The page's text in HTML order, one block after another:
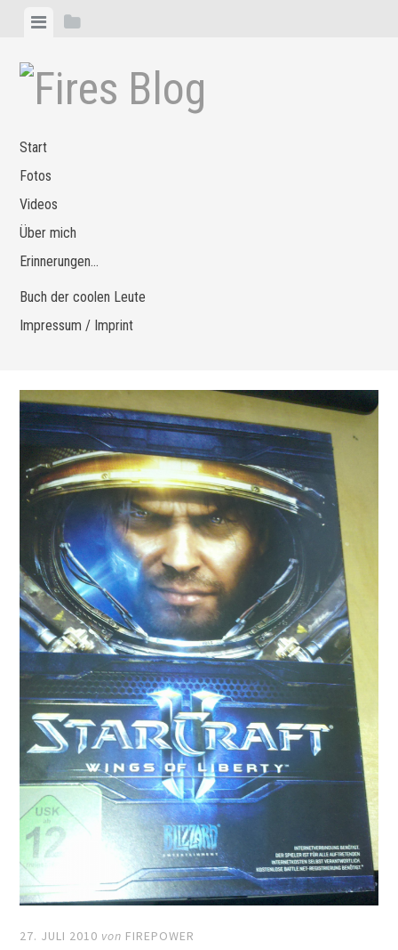
Zum
springen
MenüSeitenleiste
Start
Fotos
Videos
Über mich
Erinnerungen…
Buch der coolen Leute
Impressum / Imprint
27. JULI 2010 von FIREPOWER